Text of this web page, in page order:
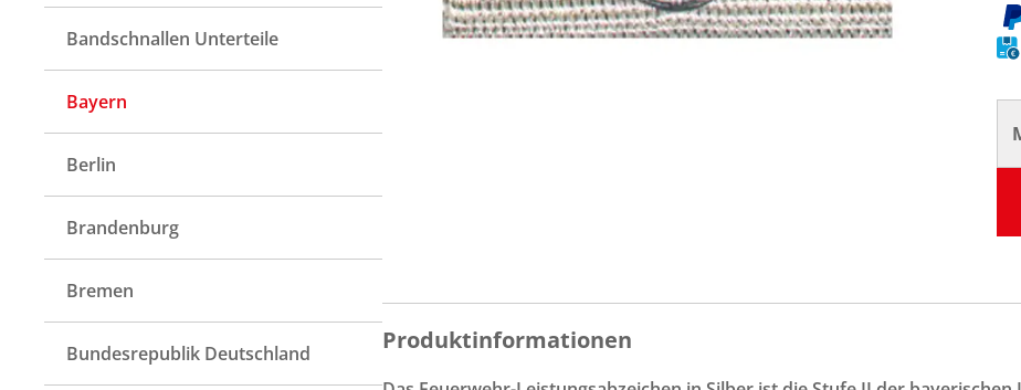
Bandschnallen Unterteile
Bayern
Berlin
Brandenburg
Bremen
Bundesrepublik Deutschland Produktinformationen